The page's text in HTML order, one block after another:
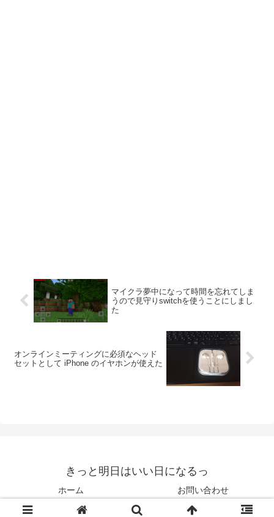
マイクラ夢中になって時間を忘れてしま
うので見守りswitchを使うことにしまし
た
オンラインミーティングに必須なヘッド
セットとして iPhone のイヤホンが使えた
きっと明日はいい日になるっ
ホーム お問い合わせ
© 2015-2026 きっと明日はいい日になるっ.